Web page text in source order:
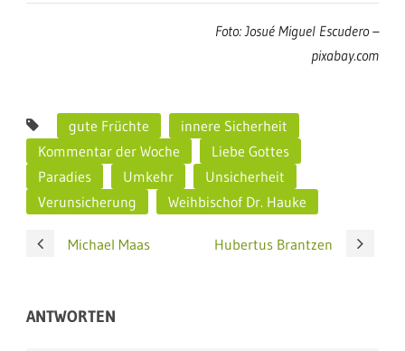
Foto: Josué Miguel Escudero –
pixabay.com
gute Früchte
innere Sicherheit
Kommentar der Woche
Liebe Gottes
Paradies
Umkehr
Unsicherheit
Verunsicherung
Weihbischof Dr. Hauke
Michael Maas Hubertus Brantzen
ANTWORTEN